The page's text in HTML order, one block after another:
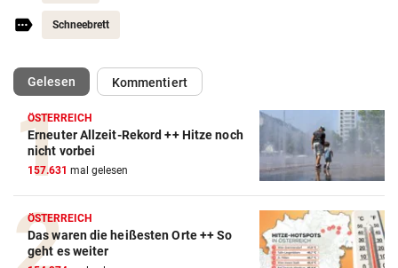
Schneebrett
Gelesen(ausgewählt)Kommentiert
ÖSTERREICH
Erneuter Allzeit-Rekord ++ Hitze noch
nicht vorbei
157.631 mal gelesen
ÖSTERREICH
Das waren die heißesten Orte ++ So
geht es weiter